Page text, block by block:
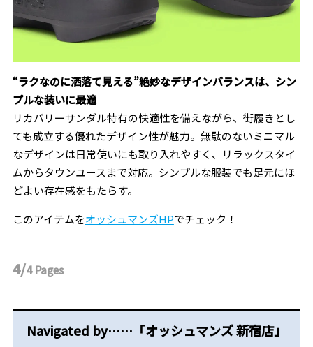
“ラクなのに洒落て見える”絶妙なデザインバランスは、シン
プルな装いに最適
リカバリーサンダル特有の快適性を備えながら、街履きとし
ても成立する優れたデザイン性が魅力。無駄のないミニマル
なデザインは日常使いにも取り入れやすく、リラックスタイ
ムからタウンユースまで対応。シンプルな服装でも足元にほ
どよい存在感をもたらす。
このアイテムをオッシュマンズHPでチェック！
4/4Pages
Navigated by……「オッシュマンズ 新宿店」